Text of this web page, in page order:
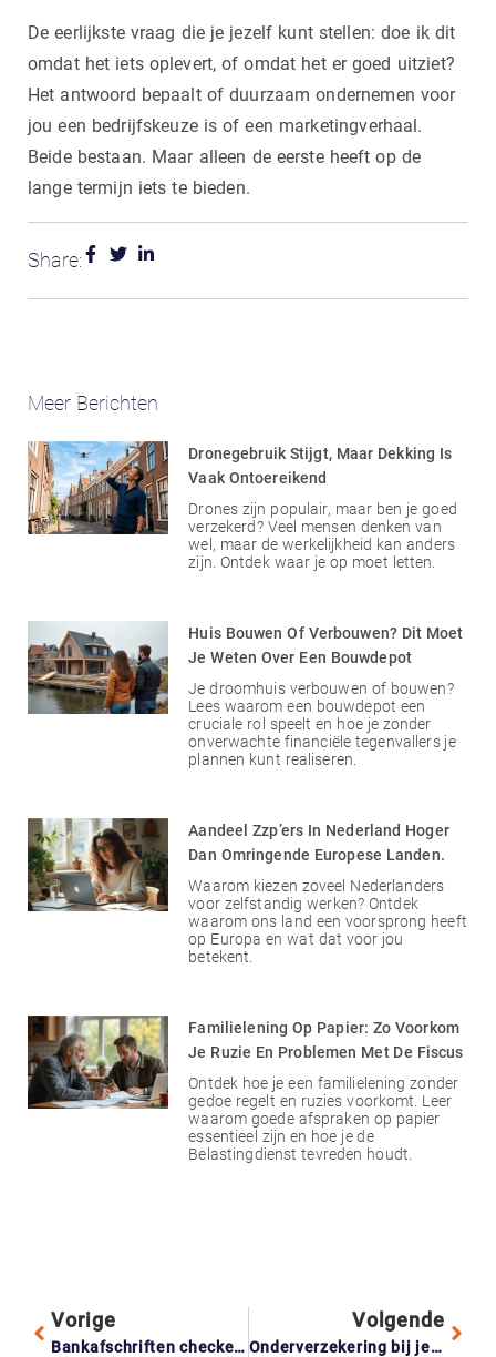
De eerlijkste vraag die je jezelf kunt stellen: doe ik dit
omdat het iets oplevert, of omdat het er goed uitziet?
Het antwoord bepaalt of duurzaam ondernemen voor
jou een bedrijfskeuze is of een marketingverhaal.
Beide bestaan. Maar alleen de eerste heeft op de
lange termijn iets te bieden.
Share:
Meer Berichten
Dronegebruik Stijgt, Maar Dekking Is
Vaak Ontoereikend
Drones zijn populair, maar ben je goed
verzekerd? Veel mensen denken van
wel, maar de werkelijkheid kan anders
zijn. Ontdek waar je op moet letten.
Huis Bouwen Of Verbouwen? Dit Moet
Je Weten Over Een Bouwdepot
Je droomhuis verbouwen of bouwen?
Lees waarom een bouwdepot een
cruciale rol speelt en hoe je zonder
onverwachte financiële tegenvallers je
plannen kunt realiseren.
Aandeel Zzp’ers In Nederland Hoger
Dan Omringende Europese Landen.
Waarom kiezen zoveel Nederlanders
voor zelfstandig werken? Ontdek
waarom ons land een voorsprong heeft
op Europa en wat dat voor jou
betekent.
Familielening Op Papier: Zo Voorkom
Je Ruzie En Problemen Met De Fiscus
Ontdek hoe je een familielening zonder
gedoe regelt en ruzies voorkomt. Leer
waarom goede afspraken op papier
essentieel zijn en hoe je de
Belastingdienst tevreden houdt.
Vorige
Bankafschriften checken: hoeveel betaal je echt aan abonnementen?
Volgende
Onderverzekering bij je inboedel: zo betaal je geen schade uit eigen zak